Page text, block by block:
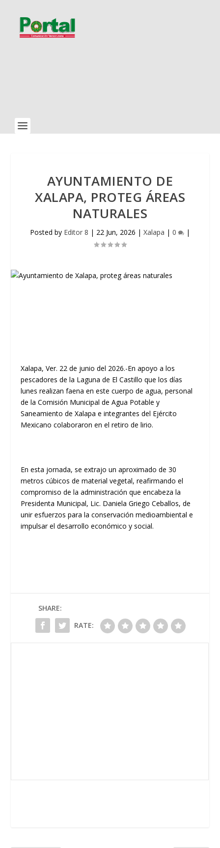
AYUNTAMIENTO DE
XALAPA, PROTEG ÁREAS
NATURALES
Posted by Editor 8 | 22 Jun, 2026 | Xalapa | 0 |
Xalapa, Ver. 22 de junio del 2026.-En apoyo a los
pescadores de la Laguna de El Castillo que los días
lunes realizan faena en este cuerpo de agua, personal
de la Comisión Municipal de Agua Potable y
Saneamiento de Xalapa e integrantes del Ejército
Mexicano colaboraron en el retiro de lirio.
En esta jornada, se extrajo un aproximado de 30
metros cúbicos de material vegetal, reafirmando el
compromiso de la administración que encabeza la
Presidenta Municipal, Lic. Daniela Griego Ceballos, de
unir esfuerzos para la conservación medioambiental e
impulsar el desarrollo económico y social.
SHARE:
RATE: